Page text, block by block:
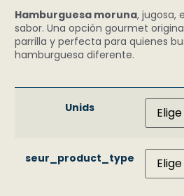
Hamburguesa moruna, jugosa,
sabor. Una opción gourmet
parrilla y perfecta para quienes
hamburguesa diferente.
Unids
seur_product_type